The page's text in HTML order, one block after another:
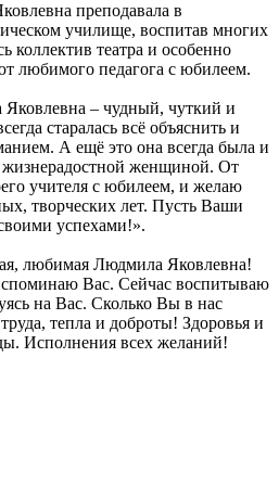
преподавала в
училище, воспитав многих
коллектив театра и особенно
любимого педагога с юбилеем.
– чудный, чуткий и
старалась всё объяснить и
А ещё это она всегда была и
жизнерадостной женщиной. От
учителя с юбилеем, и желаю
творческих лет. Пусть Ваши
успехами!».
любимая Людмила Яковлевна!
Вас. Сейчас воспитываю
на Вас. Сколько Вы в нас
тепла и доброты! Здоровья и
Исполнения всех желаний!